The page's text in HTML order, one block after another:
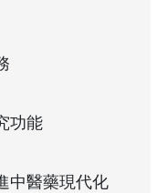
功能
中醫藥現代化